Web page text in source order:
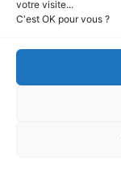
votre visite...
C'est OK pour vous ?